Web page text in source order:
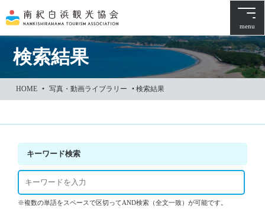
文
に
ッ
menu
検索結果
HOME • 写真・動画ライブラリー •検索結果
キーワード検索
※複数の単語をスペースで区切ってAND検索（全文一致）が可能です。